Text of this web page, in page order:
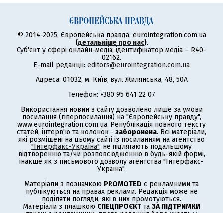
© 2014-2025, Європейська правда, eurointegration.com.ua
(детальніше про нас).
Суб'єкт у сфері онлайн-медіа; ідентифікатор медіа – R40-
02162.
E-mail редакції: editors@eurointegration.com.ua
Адреса: 01032, м. Київ, вул. Жилянська, 48, 50А
Телефон: +380 95 641 22 07
Використання новин з сайту дозволено лише за умови
посилання (гіперпосилання) на "Європейську правду",
www.eurointegration.com.ua. Републікація повного тексту
статей, інтерв'ю та колонок - заборонена. Всі матеріали,
які розміщені на цьому сайті із посиланням на агентство
"Інтерфакс-Україна", не підлягають подальшому
відтворенню та/чи розповсюдженню в будь-якій формі,
інакше як з письмового дозволу агентства "Інтерфакс-
Україна".
Матеріали з позначкою PROMOTED є рекламними та
публікуються на правах реклами. Редакція може не
поділяти погляди, які в них промотуються.
Матеріали з плашкою СПЕЦПРОЄКТ та ЗА ПІДТРИМКИ